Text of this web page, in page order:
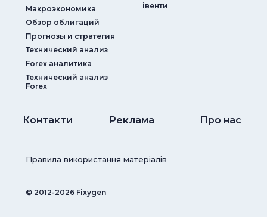
Макроэкономика
Обзор облигаций
Прогнозы и стратегия
Технический анализ
Forex аналитика
Технический анализ
Forex
iвенти
Контакти Реклама Про нас
© ‎2012-2026 Fixygen
Правила використання матеріалів